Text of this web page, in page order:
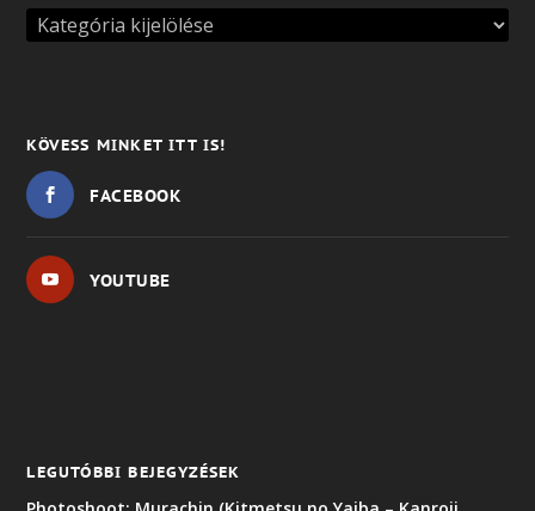
KÖVESS MINKET ITT IS!
FACEBOOK
YOUTUBE
LEGUTÓBBI BEJEGYZÉSEK